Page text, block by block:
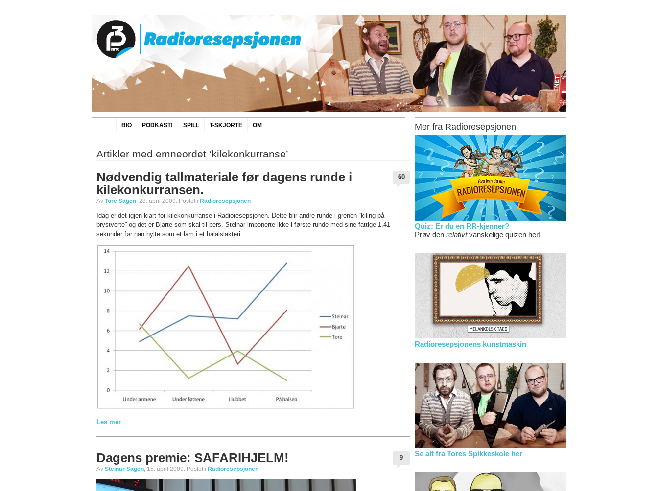
BIO PODKAST! SPILL T-SKJORTE OM
Artikler med emneordet ‘kilekonkurranse’
Nødvendig tallmateriale før dagens runde i
kilekonkurransen.
Av Tore Sagen, 28. april 2009. Postet i Radioresepsjonen
60
Idag er det igjen klart for kilekonkurranse i Radioresepsjonen. Dette blir andre runde i grenen “kiling på
brystvorte” og det er Bjarte som skal til pers. Steinar imponerte ikke i første runde med sine fattige 1,41
sekunder før han hylte som et lam i et halalslakteri.
Les mer
Dagens premie: SAFARIHJELM!
Av Steinar Sagen, 15. april 2009. Postet i Radioresepsjonen
9
Mer fra Radioresepsjonen
Quiz: Er du en RR-kjenner?
Prøv den relativtvanskelige quizen her!
Radioresepsjonens kunstmaskin
Se alt fra Tores Spikkeskole her